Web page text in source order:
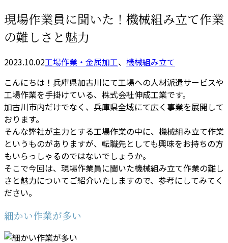
現場作業員に聞いた！機械組み立て作業
の難しさと魅力
2023.10.02工場作業・金属加工、 機械組み立て
こんにちは！兵庫県加古川にて工場への人材派遣サービスや
工場作業を手掛けている、株式会社伸成工業です。
加古川市内だけでなく、兵庫県全域にて広く事業を展開して
おります。
そんな弊社が主力とする工場作業の中に、機械組み立て作業
というものがありますが、転職先としても興味をお持ちの方
もいらっしゃるのではないでしょうか。
そこで今回は、現場作業員に聞いた機械組み立て作業の難し
さと魅力についてご紹介いたしますので、参考にしてみてく
ださい。
細かい作業が多い